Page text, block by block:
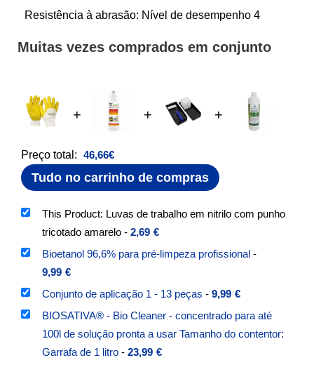
Resistência à abrasão: Nível de desempenho 4
Muitas vezes comprados em conjunto
+ + +
Preço total: 46,66€
Tudo no carrinho de compras
This Product: Luvas de trabalho em nitrilo com punho
tricotado amarelo - 2,69 €
Bioetanol 96,6% para pré-limpeza profissional -
9,99 €
Conjunto de aplicação 1 - 13 peças - 9,99 €
BIOSATIVA® - Bio Cleaner - concentrado para até
100l de solução pronta a usar Tamanho do contentor:
Garrafa de 1 litro - 23,99 €